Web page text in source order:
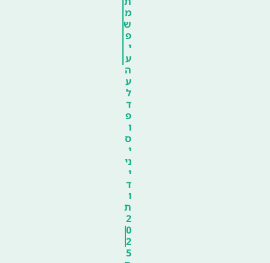
מ
ש
פ
י
ע
ה
ע
ל
ד
פ
ו
ס
י
ני
י
ד
ו
ת
2
0
2
5